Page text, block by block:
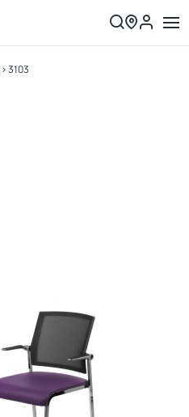
>3103